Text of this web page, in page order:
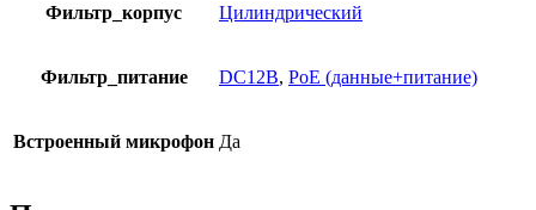
Фильтр_корпус Цилиндрический
Фильтр_питание DC12В, PoE (данные+питание)
Встроенный микрофон Да